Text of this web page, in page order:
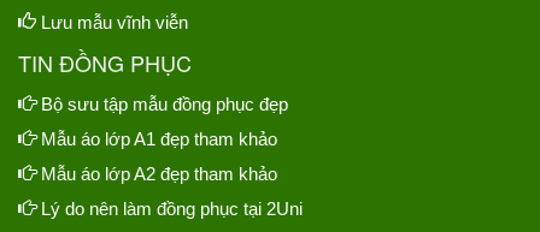
Lưu mẫu vĩnh viễn
TIN ĐỒNG PHỤC
Bộ sưu tập mẫu đồng phục đẹp
Mẫu áo lớp A1 đẹp tham khảo
Mẫu áo lớp A2 đẹp tham khảo
Lý do nên làm đồng phục tại 2Uni